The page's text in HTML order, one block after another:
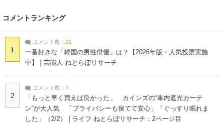
コメントランキング
1
コメント数： 21
一番好きな「韓国の男性俳優」は？【2026年版・人気投票実施
中】 | 芸能人 ねとらぼリサーチ
2
コメント数： 7
「もっと早く買えば良かった」 カインズの“車内遮光カーテ
ン”が大人気 「プライバシーも保てて安心」「ぐっすり眠れま
した」（2/2） | ライフ ねとらぼリサーチ：2ページ目